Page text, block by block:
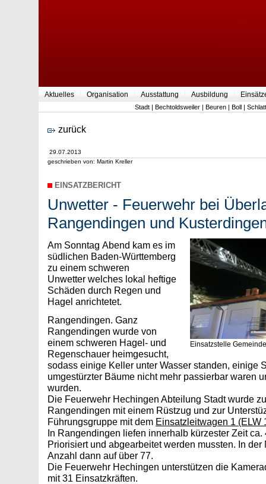
Aktuelles Organisation Ausstattung Ausbildung
Stadt | Bechtoldsweiler | Beuren | Boll | Schlatt
zurück
29.07.2013
geschrieben von: Martin Kreller
EINSATZBERICHT
Unwetter - Feuerwehr bei
Rangendingen und
Einsatzstelle
Am Sonntag Abend kam es im
südlichen Baden-Württemberg
zu einem schweren
Unwetter welches lokal heftige
Schäden durch Regen und
Hagel anrichtetet.
Rangendingen. Ganz
Rangendingen wurde von
einem schweren Hagel- und
Regenschauer heimgesucht,
sodass einige Keller unter Wasser standen, einige
umgestürzter Bäume nicht mehr passierbar waren
wurden.
Die Feuerwehr Hechingen Abteilung Stadt wurde
Rangendingen mit einem Rüstzug und zur
Führungsgruppe mit dem Einsatzleitwagen 1 (ELW
In Rangendingen liefen innerhalb kürzester Zeit ca.
Priorisiert und abgearbeitet werden mussten. In
Anzahl dann auf über 77.
Die Feuerwehr Hechingen unterstützen die
mit 31 Einsatzkräften.